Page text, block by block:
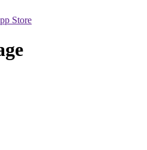
Store